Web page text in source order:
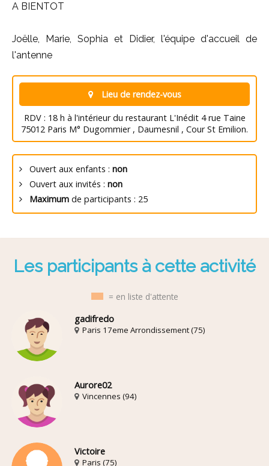
A BIENTOT
Joëlle, Marie, Sophia et Didier, l'équipe d'accueil de
l'antenne
Lieu de rendez-vous
RDV : 18 h à l'intérieur du restaurant L'Inédit 4 rue Taine
75012 Paris M° Dugommier , Daumesnil , Cour St Emilion.
Ouvert aux enfants : non
Ouvert aux invités : non
Maximum de participants : 25
Les participants à cette activité
= en liste d'attente
gadifredo
Paris 17eme Arrondissement (75)
Aurore02
Vincennes (94)
Victoire
Paris (75)